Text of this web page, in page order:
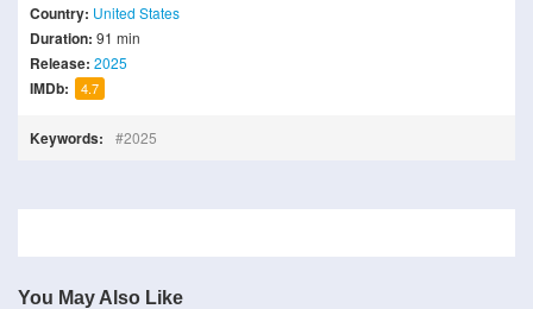
Country: United States
Duration: 91 min
Release: 2025
IMDb: 4.7
Keywords: 2025
You May Also Like